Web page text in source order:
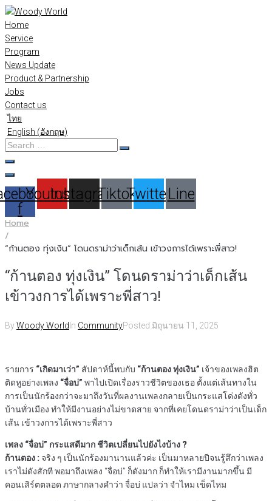
Skip
to
content
Home
Service
Program
News Update
Product & Partnership
Jobs
Contact us
ไทย
English (อังกฤษ)
Search
…
f
Youtube
Instagram
TiktokTwitterLine
Home
/
“ก้านตอง ทุ่งเงิน” โดนดราม่าว่าเด็กเส้น เข้าวงการได้เพราะพี่สาว!
“ก้านตอง ทุ่งเงิน” โดนดราม่าว่าเด็กเส้น
เข้าวงการได้เพราะพี่สาว!
ByWoody World In CommunityPosted มิถุนายน 11, 2025
รายการ “เกิดมาเว่า” สัปดาห์นี้พบกับ “ก้านตอง ทุ่งเงิน” เจ้าของเพลงฮิต
ติดหูอย่างเพลง “จื่อบ่” พาไปเปิดเรื่องราวชีวิตของเธอ ตั้งแต่เส้นทางใน
การเป็นนักร้องกว่าจะมาถึงวันที่ผลงานเพลงกลายเป็นกระแสโด่งดังทั่ว
บ้านทั่วเมือง ทำให้มีงานอย่างไม่ขาดสาย จากที่เคยโดนดราม่าว่าเป็นเด็ก
เส้น เข้าวงการได้เพราะพี่สาว
เพลง “จื่อบ่” กระแสดีมาก ชีวิตเปลี่ยนไปยังไงบ้าง ?
ก้านตอง : จริง ๆ เป็นนักร้องมานานแล้วค่ะ เป็นมาหลายปีจนรู้สึกว่าเพลง
เราไม่ดังสักที พอมาถึงเพลง “จื่อบ่” ก็ดังมาก ก็ทำให้เรามีงานมากขึ้น มี
คอนเสิร์ตตลอด ภาษากลางคำว่า จื่อบ่ แปลว่า จำไหม เข็ดไหม